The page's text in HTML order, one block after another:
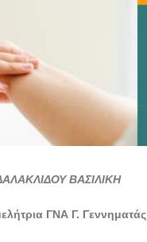
ΒΑΣΙΛΙΚΗ
ΓΝΑ Γ. Γεννηματάς